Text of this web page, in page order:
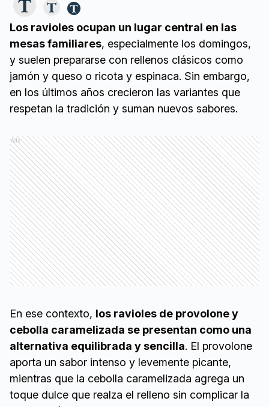
Los ravioles ocupan un lugar central en las
mesas familiares, especialmente los domingos,
y suelen prepararse con rellenos clásicos como
jamón y queso o ricota y espinaca. Sin embargo,
en los últimos años crecieron las variantes que
respetan la tradición y suman nuevos sabores.
Ads
En ese contexto, los ravioles de provolone y
cebolla caramelizada se presentan como una
alternativa equilibrada y sencilla. El provolone
aporta un sabor intenso y levemente picante,
mientras que la cebolla caramelizada agrega un
toque dulce que realza el relleno sin complicar la